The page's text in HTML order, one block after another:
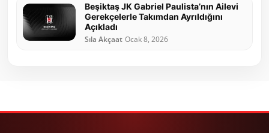
Beşiktaş JK Gabriel Paulista’nın Ailevi
Gerekçelerle Takımdan Ayrıldığını
Açıkladı
Sıla Akçaat Ocak 8, 2026